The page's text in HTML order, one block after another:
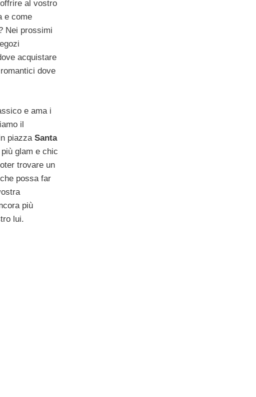
al vostro
e come
Nei prossimi
acquistare
dove
e ama i
il
piazza Santa
glam e chic
trovare un
possa far
più
lui.